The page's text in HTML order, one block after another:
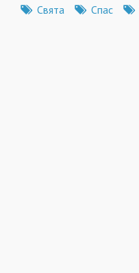
Свята Спас